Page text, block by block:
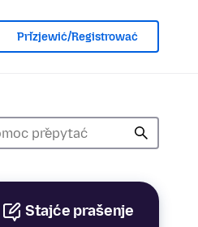
Přizjewić/Registrować
Stajće prašenje